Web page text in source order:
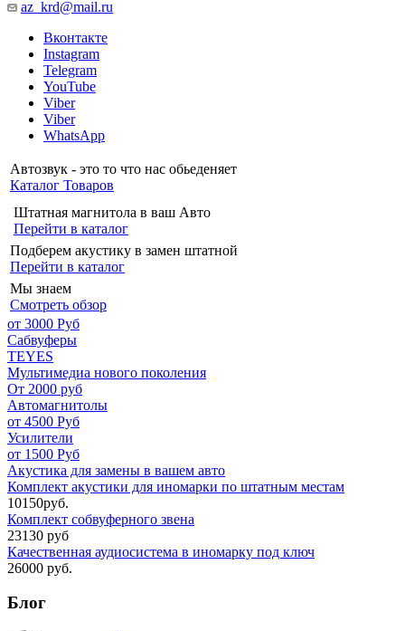
az_krd@mail.ru
Вконтакте
Instagram
Telegram
YouTube
Viber
Viber
WhatsApp
Автозвук - это то что нас обьеденяет
Каталог Товаров
Штатная магнитола в ваш Авто
Перейти в каталог
Подберем акустику в замен штатной
Перейти в каталог
Мы знаем
Смотреть обзор
от 3000 Руб
Сабвуферы
TEYES
Мультимедиа нового поколения
От 2000 руб
Автомагнитолы
от 4500 Руб
Усилители
от 1500 Руб
Акустика для замены в вашем авто
Комплект акустики для иномарки по штатным местам
10150руб.
Комплект собвуферного звена
23130 руб
Качественная аудиосистема в иномарку под ключ
26000 руб.
Блог